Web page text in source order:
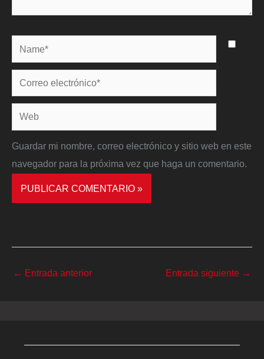
Name*
Correo
electrónico*
Web
Guardar mi nombre, correo electrónico y sitio web en este
navegador para la próxima vez que haga un comentario.
← Entrada anterior Entrada siguiente →